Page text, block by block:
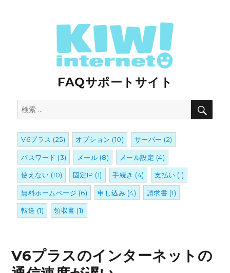
FAQサポートサイト
検
索:
検
V6プラス (25) オプション (10) サーバー (2)
パスワード (3) メール (8) メール設定 (4)
使えない (10) 固定IP (1) 手続き (4) 支払い (1)
無料ホームページ (6) 申し込み (4) 請求書 (1)
転送 (1) 領収書 (1)
V6プラスのインターネットの